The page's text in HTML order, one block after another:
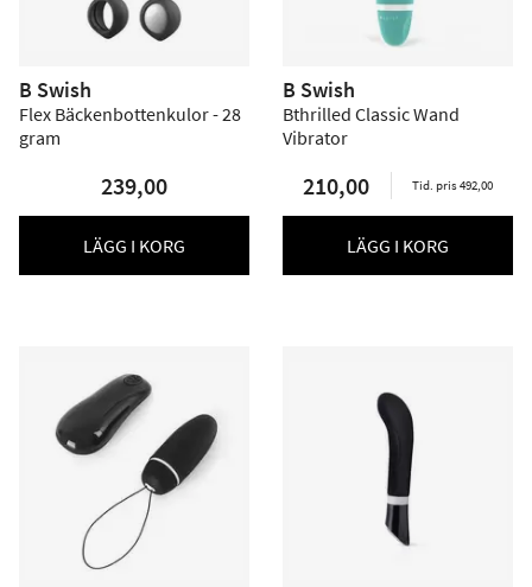
B Swish
Flex Bäckenbottenkulor - 28
gram
239,00
LÄGG I KORG
B Swish
Bthrilled Classic Wand
Vibrator
210,00 Tid. pris 492,00
LÄGG I KORG